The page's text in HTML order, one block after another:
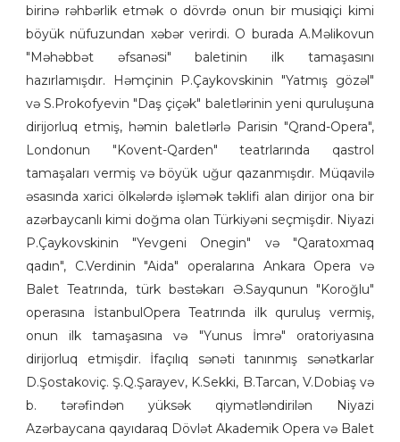
birinə rəhbərlik etmək o dövrdə onun bir musiqiçi kimi
böyük nüfuzundan xəbər verirdi. O burada A.Məlikovun
"Məhəbbət əfsanəsi" baletinin ilk tamaşasını
hazırlamışdır. Həmçinin P.Çaykovskinin "Yatmış gözəl"
və S.Prokofyevin "Daş çiçək" baletlərinin yeni quruluşuna
dirijorluq etmiş, həmin baletlərlə Parisin "Qrand-Opera",
Londonun "Kovent-Qarden" teatrlarında qastrol
tamaşaları vermiş və böyük uğur qazanmışdır. Müqavilə
əsasında xarici ölkələrdə işləmək təklifi alan dirijor ona bir
azərbaycanlı kimi doğma olan Türkiyəni seçmişdir. Niyazi
P.Çaykovskinin "Yevgeni Onegin" və "Qaratoxmaq
qadın", C.Verdinin "Aida" operalarına Ankara Opera və
Balet Teatrında, türk bəstəkarı Ə.Sayqunun "Koroğlu"
operasına İstanbulOpera Teatrında ilk quruluş vermiş,
onun ilk tamaşasına və "Yunus İmrə" oratoriyasına
dirijorluq etmişdir. İfaçılıq sənəti tanınmış sənətkarlar
D.Şostakoviç. Ş.Q.Şarayev, K.Sekki, B.Tarcan, V.Dobiaş və
b. tərəfindən yüksək qiymətləndirilən Niyazi
Azərbaycana qayıdaraq Dövlət Akademik Opera və Balet